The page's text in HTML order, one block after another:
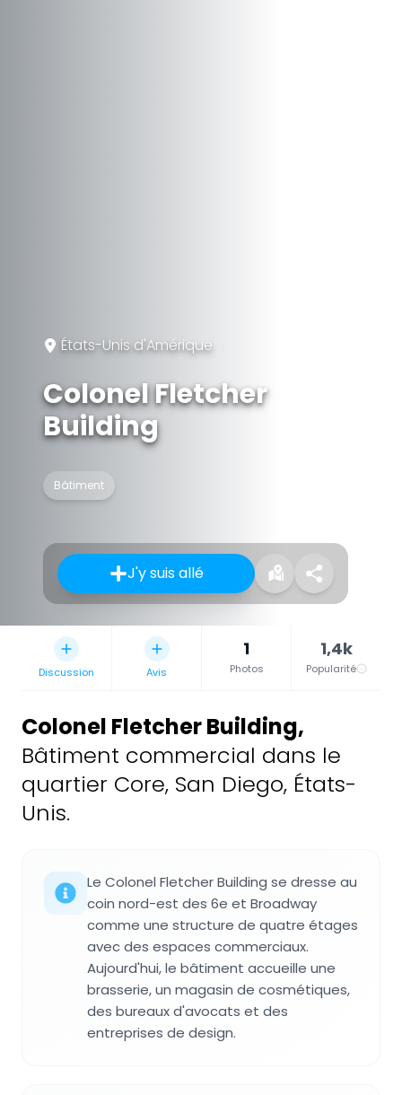
États-Unis d'Amérique
Colonel Fletcher
Building
Bâtiment
J'y suis allé
Discussion Avis
1
Photos
1,4k
Popularité
Colonel Fletcher Building,
Bâtiment commercial dans le
quartier Core, San Diego, États-
Unis.
Le Colonel Fletcher Building se dresse au
coin nord-est des 6e et Broadway
comme une structure de quatre étages
avec des espaces commerciaux.
Aujourd'hui, le bâtiment accueille une
brasserie, un magasin de cosmétiques,
des bureaux d'avocats et des
entreprises de design.